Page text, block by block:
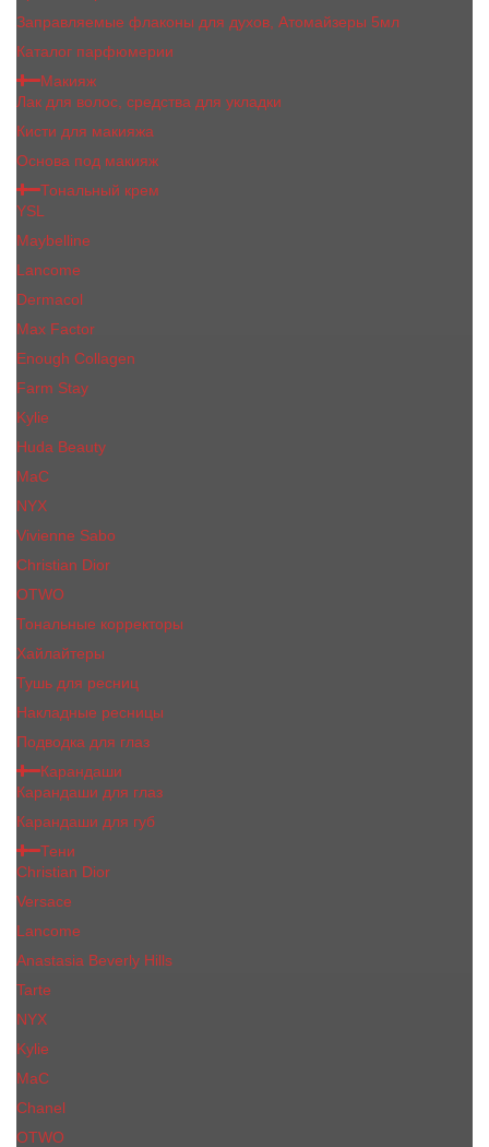
Заправляемые флаконы для духов, Атомайзеры 5мл
Каталог парфюмерии
Макияж
Лак для волос, средства для укладки
Кисти для макияжа
Основа под макияж
Тональный крем
YSL
Maybelline
Lancome
Dermacol
Max Factor
Enough Collagen
Farm Stay
Kylie
Huda Beauty
МаС
NYX
Vivienne Sabo
Сhristiаn Diоr
OTWO
Тональные корректоры
Хайлайтеры
Тушь для ресниц
Накладные ресницы
Подводка для глаз
Карандаши
Карандаши для глаз
Карандаши для губ
Тени
Christian Dior
Versace
Lancome
Anastasia Beverly Hills
Tarte
NYX
Kylie
MaC
Сhanеl
OTWO